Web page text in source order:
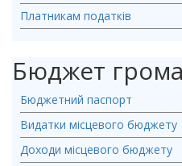
Платникам податків
Бюджет
Бюджетний паспорт
Видатки місцевого бюджету
Доходи місцевого бюджету